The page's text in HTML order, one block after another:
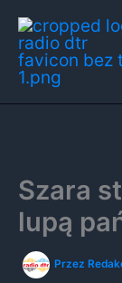
Przejdź
do
treści
Szara
lupą
Przez